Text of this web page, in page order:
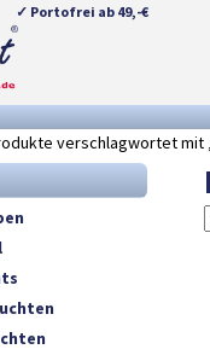
✓ Portofrei ab 49,-€
verschlagwortet mit